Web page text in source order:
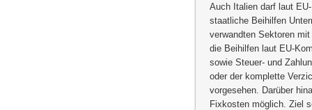
Auch Italien darf laut
staatliche Beihilfen
verwandten Sektoren
die Beihilfen laut EU-
sowie Steuer- und
oder der komplette
vorgesehen. Darüber
Fixkosten möglich. Ziel